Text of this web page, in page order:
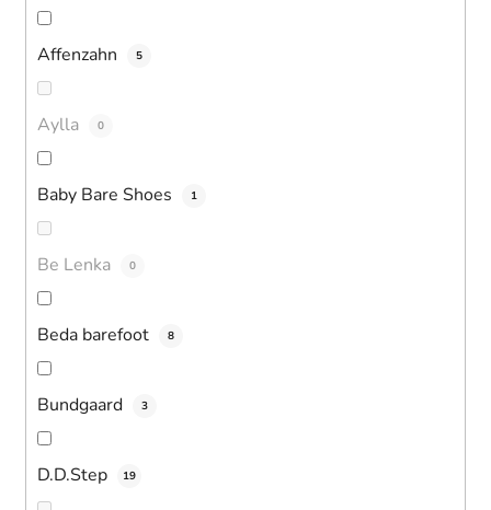
Affenzahn 5
Aylla 0
Baby Bare Shoes 1
Be Lenka 0
Beda barefoot 8
Bundgaard 3
D.D.Step 19